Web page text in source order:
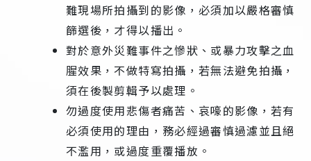
難現場所拍攝到的影像，必須加以嚴格審慎
篩選後，才得以播出。
對於意外災難事件之慘狀、或暴力攻擊之血
腥效果，不做特寫拍攝，若無法避免拍攝，
須在後製剪輯予以處理。
勿過度使用悲傷者痛苦、哀嚎的影像，若有
必須使用的理由，務必經過審慎過濾並且絕
不濫用，或過度重覆播放。